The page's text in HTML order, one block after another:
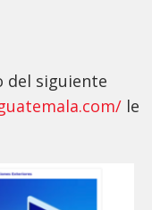
del siguiente
le